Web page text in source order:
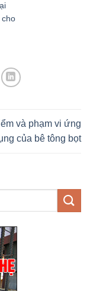
cho
và phạm vi ứng
của bê tông bọt